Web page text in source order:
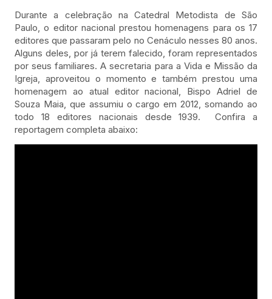
Durante a celebração na Catedral Metodista de São
Paulo, o editor nacional prestou homenagens para os 17
editores que passaram pelo no Cenáculo nesses 80 anos.
Alguns deles, por já terem falecido, foram representados
por seus familiares. A secretaria para a Vida e Missão da
Igreja, aproveitou o momento e também prestou uma
homenagem ao atual editor nacional, Bispo Adriel de
Souza Maia, que assumiu o cargo em 2012, somando ao
todo 18 editores nacionais desde 1939. Confira a
reportagem completa abaixo: